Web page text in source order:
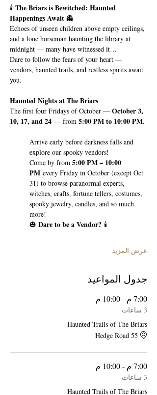
🕯️ The Briars is Bewitched: Haunted
Happenings Await 👻
Echoes of unseen children above empty ceilings,
and a lone horseman haunting the library at
midnight — many have witnessed it…
Dare to follow the fears of your heart —
vendors, haunted trails, and restless spirits await
you.
Haunted Nights at The Briars
The first four Fridays of October — October 3,
10, 17, and 24 — from 5:00 PM to 10:00 PM.
Arrive early before darkness falls and
explore our spooky vendors!
Come by from 5:00 PM – 10:00
PM every Friday in October (except Oct
31) to browse paranormal experts,
witches, crafts, fortune tellers, costumes,
spooky jewelry, candles, and so much
more!
🎃 Dare to be a Vendor? 🕯️
عرض المزيد
جدول المواعيد
7:00 م - 10:00 م
3 ساعات
Haunted Trails of The Briars
55 Hedge Road
7:00 م - 10:00 م
3 ساعات
Haunted Trails of The Briars